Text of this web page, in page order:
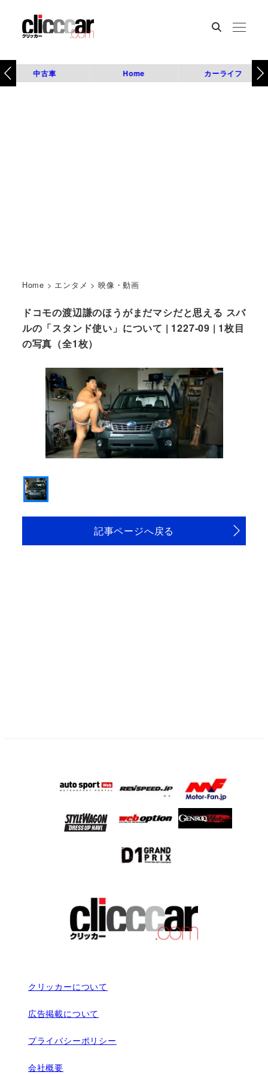
中古車 Home カーライフ
Home > エンタメ >映像・動画
ドコモの渡辺謙のほうがまだマシだと思える スバ
ルの「スタンド使い」について | 1227-09 | 1枚目
の写真（全1枚）
記事ページへ戻る
クリッカーについて
広告掲載について
プライバシーポリシー
会社概要